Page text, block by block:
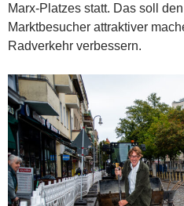
Marx-Platzes statt. Das soll
Marktbesucher attraktiver
Radverkehr verbessern.